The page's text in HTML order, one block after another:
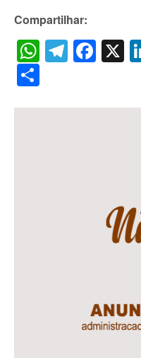
Compartilhar:
X